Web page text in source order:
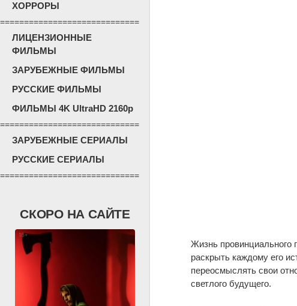
ХОРРОРЫ
=============================
ЛИЦЕНЗИОННЫЕ
ФИЛЬМЫ
ЗАРУБЕЖНЫЕ ФИЛЬМЫ
РУССКИЕ ФИЛЬМЫ
ФИЛЬМЫ 4K UltraHD 2160p
=============================
ЗАРУБЕЖНЫЕ СЕРИАЛЫ
РУССКИЕ СЕРИАЛЫ
=============================
СКОРО НА САЙТЕ
Жизнь провинциального
раскрыть каждому его
переосмыслять свои
светлого будущего.